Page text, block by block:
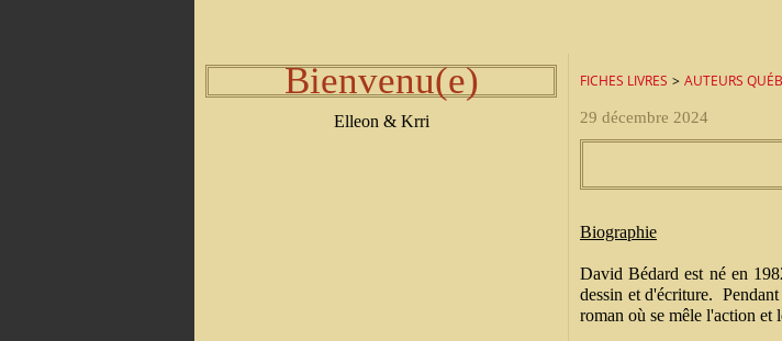
Bienvenu(e)
Elleon & Krri
FICHES LIVRES > AUTEURS
29 décembre 2024
Biographie
David Bédard est né en
dessin et d'écriture.
roman où se mêle l'action et